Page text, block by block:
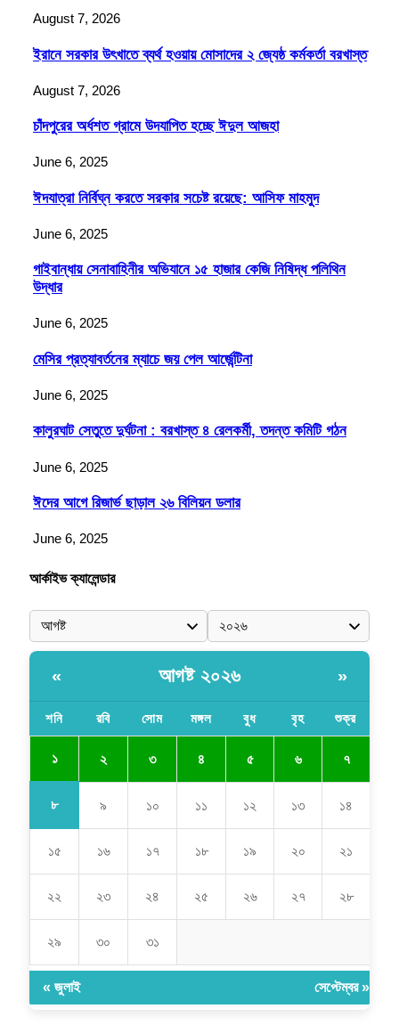
August 7, 2026
ইরানে সরকার উৎখাতে ব্যর্থ হওয়ায় মোসাদের ২ জ্যেষ্ঠ কর্মকর্তা বরখাস্ত
August 7, 2026
চাঁদপুরের অর্ধশত গ্রামে উদযাপিত হচ্ছে ঈদুল আজহা
June 6, 2025
ঈদযাত্রা নির্বিঘ্ন করতে সরকার সচেষ্ট রয়েছে: আসিফ মাহমুদ
June 6, 2025
গাইবান্ধায় সেনাবাহিনীর অভিযানে ১৫ হাজার কেজি নিষিদ্ধ পলিথিন
উদ্ধার
June 6, 2025
মেসির প্রত্যাবর্তনের ম্যাচে জয় পেল আর্জেন্টিনা
June 6, 2025
কালুরঘাট সেতুতে দুর্ঘটনা : বরখাস্ত ৪ রেলকর্মী, তদন্ত কমিটি গঠন
June 6, 2025
ঈদের আগে রিজার্ভ ছাড়াল ২৬ বিলিয়ন ডলার
June 6, 2025
আর্কাইভ ক্যালেন্ডার
« আগষ্ট ২০২৬ »
শনি রবি সোম মঙ্গল বুধ বৃহ শুক্র
১ ২ ৩ ৪ ৫ ৬ ৭
৮ ৯ ১০ ১১ ১২ ১৩ ১৪
১৫ ১৬ ১৭ ১৮ ১৯ ২০ ২১
২২ ২৩ ২৪ ২৫ ২৬ ২৭ ২৮
২৯ ৩০ ৩১
« জুলাই সেপ্টেম্বর »